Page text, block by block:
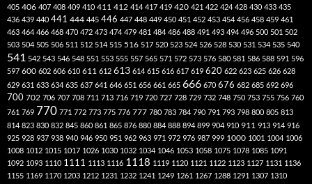
405 406 407 408 409 410 411 412 414 417 419 420 421 422 424 428 430 433 435
436 439 440 441 444 445 446 447 448 449 450 451 452 453 454 456 458 459 461
463 464 466 468 470 472 473 474 479 481 484 486 488 491 493 494 496 500 501 502
503 504 505 506 511 512 514 515 516 517 520 523 524 526 528 530 531 534 535 540
541 542 543 546 548 551 553 555 557 565 571 572 573 576 580 581 586 588 591 596
597 600 602 606 610 611 612 613 614 615 616 617 619 620 622 623 625 626 628
629 631 633 634 635 637 641 646 651 656 661 665 666 670 676 682 685 692 696
700 702 706 707 708 711 713 716 719 720 727 728 729 732 748 750 753 755 756 760
761 769 770 771 772 773 775 776 777 780 783 784 790 791 793 798 800 805 813
814 823 830 832 845 860 861 865 876 880 884 888 894 899 904 910 911 913 914 916
925 928 937 938 940 946 950 951 962 963 971 972 976 987 999 1000 1001 1004 1006
1008 1012 1015 1017 1026 1030 1032 1034 1046 1053 1058 1075 1078 1085 1091
1092 1093 1110 1111 1113 1116 1118 1119 1120 1121 1122 1123 1127 1131 1136
1155 1169 1170 1203 1212 1231 1232 1241 1249 1261 1267 1288 1291 1307 1310